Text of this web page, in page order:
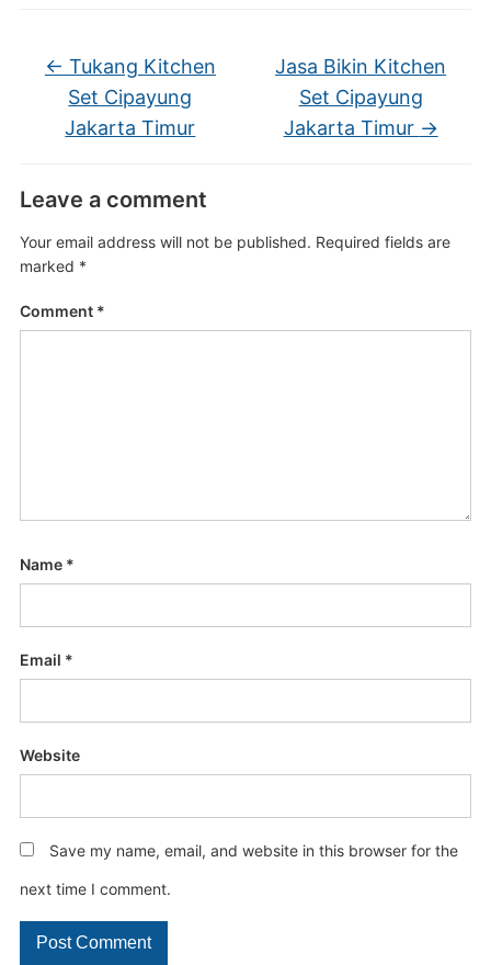
← Tukang Kitchen
Set Cipayung
Jakarta Timur
Jasa Bikin Kitchen
Set Cipayung
Jakarta Timur →
Leave a comment
Your email address will not be published. Required fields are
marked *
Comment *
Name *
Email *
Website
Save my name, email, and website in this browser for the
next time I comment.